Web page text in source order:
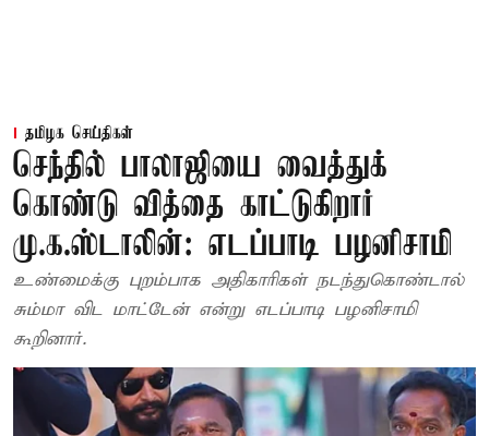
தமிழக செய்திகள்
செந்தில் பாலாஜியை வைத்துக்
கொண்டு வித்தை காட்டுகிறார்
மு.க.ஸ்டாலின்: எடப்பாடி பழனிசாமி
உண்மைக்கு புறம்பாக அதிகாரிகள் நடந்துகொண்டால்
சும்மா விட மாட்டேன் என்று எடப்பாடி பழனிசாமி
கூறினார்.